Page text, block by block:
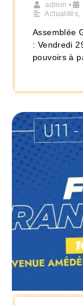
admin •
Actualités,
Assemblée
: Vendredi
pouvoirs à